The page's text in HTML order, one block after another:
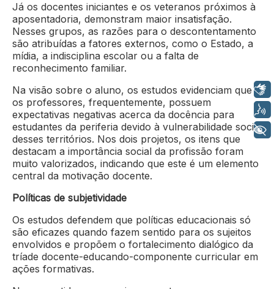
Já os docentes iniciantes e os veteranos próximos à
aposentadoria, demonstram maior insatisfação.
Nesses grupos, as razões para o descontentamento
são atribuídas a fatores externos, como o Estado, a
mídia, a indisciplina escolar ou a falta de
reconhecimento familiar.
Na visão sobre o aluno, os estudos evidenciam que
os professores, frequentemente, possuem
expectativas negativas acerca da docência para
estudantes da periferia devido à vulnerabilidade social
desses territórios. Nos dois projetos, os itens que
destacam a importância social da profissão foram
muito valorizados, indicando que este é um elemento
central da motivação docente.
Políticas de subjetividade
Os estudos defendem que políticas educacionais só
são eficazes quando fazem sentido para os sujeitos
envolvidos e propõem o fortalecimento dialógico da
tríade docente-educando-componente curricular em
ações formativas.
Libras
+ Acessibilidade